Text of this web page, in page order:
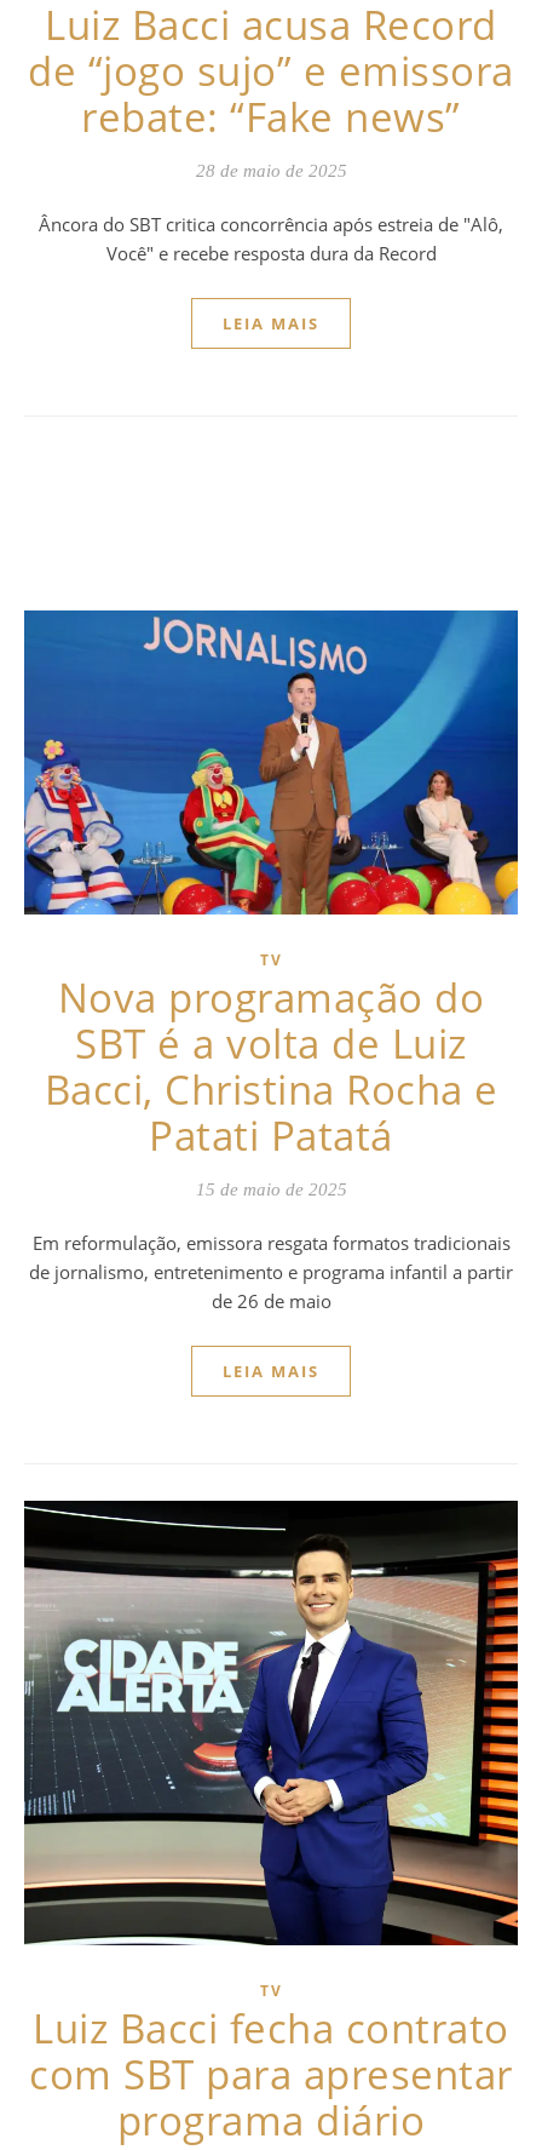
Luiz Bacci acusa Record
de “jogo sujo” e emissora
rebate: “Fake news”
28 de maio de 2025
Âncora do SBT critica concorrência após estreia de "Alô,
Você" e recebe resposta dura da Record
LEIA MAIS
TV
Nova programação do
SBT é a volta de Luiz
Bacci, Christina Rocha e
Patati Patatá
15 de maio de 2025
Em reformulação, emissora resgata formatos tradicionais
de jornalismo, entretenimento e programa infantil a partir
de 26 de maio
LEIA MAIS
TV
Luiz Bacci fecha contrato
com SBT para apresentar
programa diário